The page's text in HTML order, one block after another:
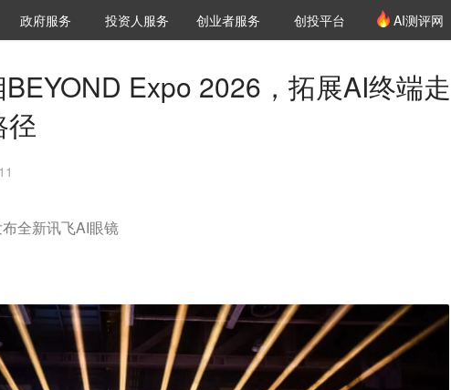
城市之窗
政府服务 VClub投资机构库
投资机构职位推介
投资人服务 创投氪堂
创业者服务 创投平台 AI测评网
Expo 2026，拓展AI终端走
径
全新讯飞AI眼镜